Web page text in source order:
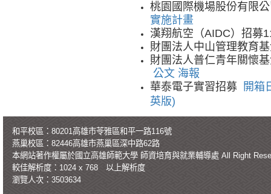
桃園國際機場股份有限
實施計畫
漢翔航空（AIDC）招
財團法人中山管理教育
財團法人普仁青年關懷
公文 海報
華泰電子實習招募
開箱
英版)
和平校區：80201高雄市苓雅區和平一路116號
燕巢校區：82446高雄市燕巢區深中路62路
本網站著作權屬於國立高雄師範大學 師資培育與就業輔導處 All Right
較佳解析度：1024 x 768 以上解析度
瀏覽人次：3503634